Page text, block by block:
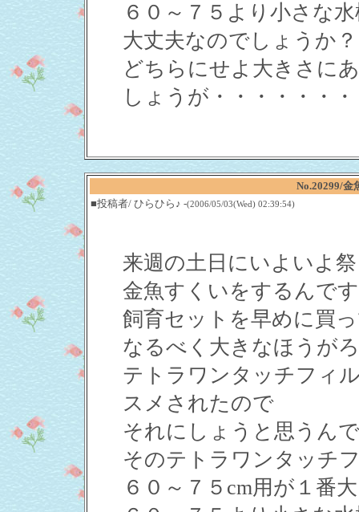
６０～７５より小さな
大丈夫なのでしょうか？
どちらにせよ大きさに
しょうが・・・・・・・
No.20299/金
■投稿者/ ひらひら♪ -(2006/05/03(Wed) 02:39:54)
来週の土日にいよいよ
金魚すくいをするんで
飼育セットを早めに買
なるべく大きなほうが
テトラワンタッチフィ
スメされたので
それにしょうと思うん
そのテトラワンタッチ
６０～７５cm用が１番